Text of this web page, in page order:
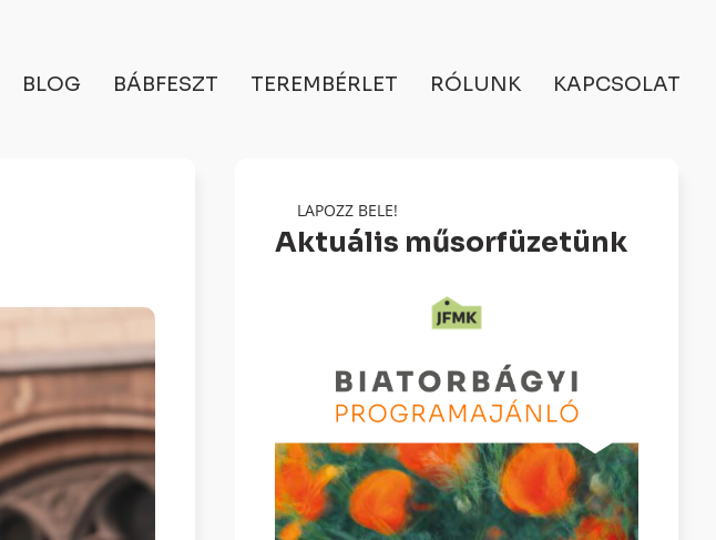
BLOG BÁBFESZT TEREMBÉRLET RÓLUNK KAPCSOLAT
LAPOZZ BELE!
Aktuális műsorfüzetünk